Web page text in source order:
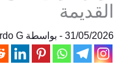
القديمة
31/05/2026 - بواسطة G.